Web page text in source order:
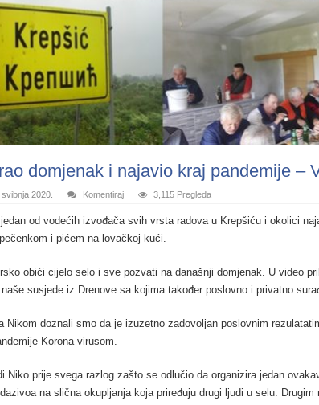
domjenak i najavio kraj pandemije –
2020. Komentiraj 3,115 Pregleda
od vodećih izvođača svih vrsta radova u Krepšiću i okolici
i pićem na lovačkoj kući.
obići cijelo selo i sve pozvati na današnji domjenak. U video
susjede iz Drenove sa kojima također poslovno i privatno
Nikom doznali smo da je izuzetno zadovoljan poslovnim
Korona virusom.
Niko prije svega razlog zašto se odlučio da organizira jedan
na slična okupljanja koja priređuju drugi ljudi u selu. Drugim